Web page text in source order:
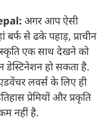
अगर आप ऐसी
से ढके पहाड़, प्राचीन
एक साथ देखने को
डेस्टिनेशन हो सकता है.
लवर्स के लिए ही
प्रेमियों और प्रकृति
नहीं है.